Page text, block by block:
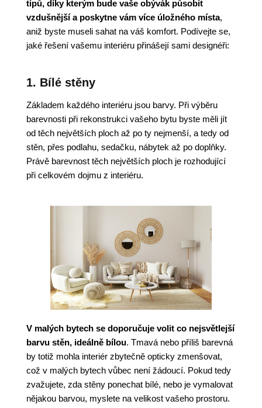
tipů, díky kterým bude vaše obývák působit
vzdušnější a poskytne vám více úložného místa,
aniž byste museli sahat na váš komfort. Podívejte se,
jaké řešení vašemu interiéru přinášejí sami designéři:
1. Bílé stěny
Základem každého interiéru jsou barvy. Při výběru
barevnosti při rekonstrukci vašeho bytu byste měli jít
od těch největších ploch až po ty nejmenší, a tedy od
stěn, přes podlahu, sedačku, nábytek až po doplňky.
Právě barevnost těch největších ploch je rozhodující
při celkovém dojmu z interiéru.
V malých bytech se doporučuje volit co nejsvětlejší
barvu stěn, ideálně bílou. Tmavá nebo příliš barevná
by totiž mohla interiér zbytečně opticky zmenšovat,
což v malých bytech vůbec není žádoucí. Pokud tedy
zvažujete, zda stěny ponechat bílé, nebo je vymalovat
nějakou barvou, myslete na velikost vašeho prostoru.